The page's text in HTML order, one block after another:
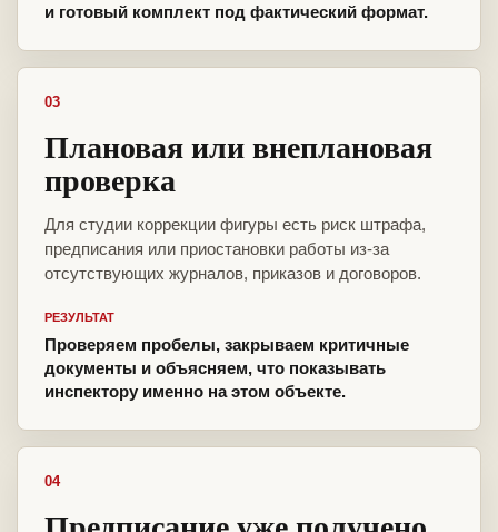
и готовый комплект под фактический формат.
03
Плановая или внеплановая
проверка
Для студии коррекции фигуры есть риск штрафа,
предписания или приостановки работы из-за
отсутствующих журналов, приказов и договоров.
РЕЗУЛЬТАТ
Проверяем пробелы, закрываем критичные
документы и объясняем, что показывать
инспектору именно на этом объекте.
04